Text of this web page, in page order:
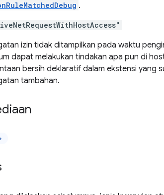
.
izin tidak ditampilkan pada waktu
dapat melakukan tindakan apa pun di
bersih deklaratif dalam ekstensi yang
tambahan.